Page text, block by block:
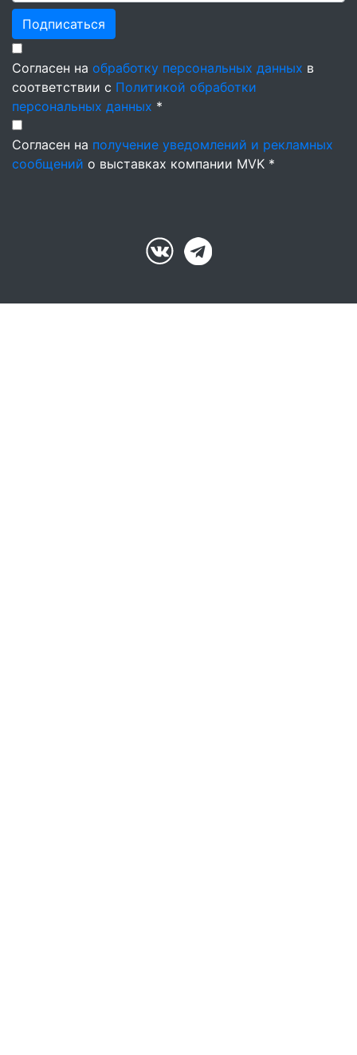
Подписаться
Согласен на обработку персональных данных в
соответствии с Политикой обработки
персональных данных *
Согласен на получение уведомлений и рекламных
сообщений о выставках компании MVK *